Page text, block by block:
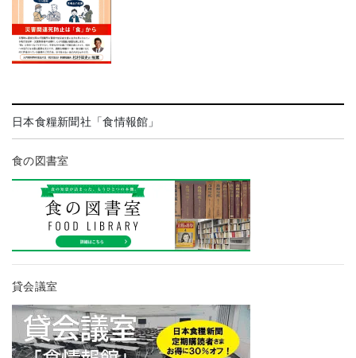
日本食糧新聞社「食情報館」
食の図書室
貸会議室